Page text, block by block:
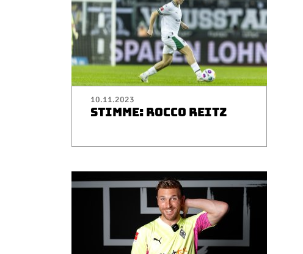
10.11.2023
STIMME: ROCCO REITZ